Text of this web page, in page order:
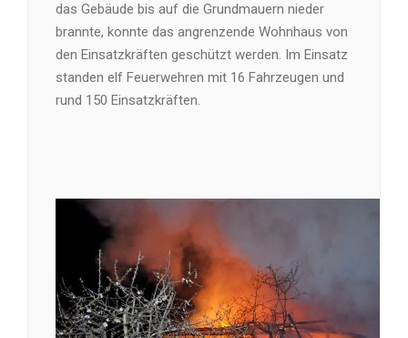
das Gebäude bis auf die Grundmauern nieder
brannte, konnte das angrenzende Wohnhaus von
den Einsatzkräften geschützt werden. Im Einsatz
standen elf Feuerwehren mit 16 Fahrzeugen und
rund 150 Einsatzkräften.